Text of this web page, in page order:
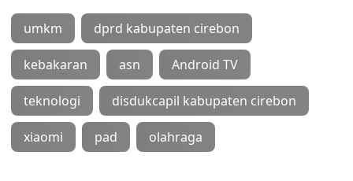
umkm dprd kabupaten cirebon
kebakaran asn Android TV
teknologi disdukcapil kabupaten cirebon
xiaomi pad olahraga